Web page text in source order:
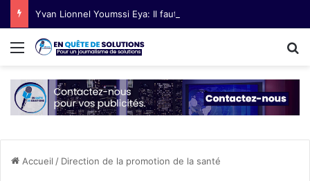
Menu
Accueil / Direction de la promotion de la santé